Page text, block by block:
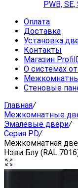
PWB, SE,
Оплата
Доставка
Установка
Контакты
Магазин
О системах
Стеновые
Главная/
Межкомнатные
Эмалевые двери/
Серия PD/
Межкомнатная
Нэви Блу (RAL